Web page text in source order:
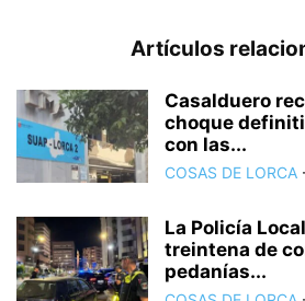
Artículos
Casalduero
choque
con las...
COSAS DE LORCA
La Policía
treintena de
pedanías...